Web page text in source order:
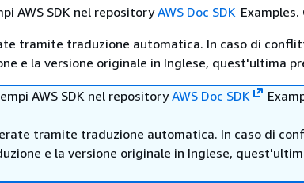
AWS SDK nel repositoryAWS Doc SDK Examples.
tramite traduzione automatica. In caso di
e la versione originale in Inglese, quest'ultima
AWS SDK nel repositoryAWS Doc SDK
tramite traduzione automatica. In caso di
e la versione originale in Inglese,